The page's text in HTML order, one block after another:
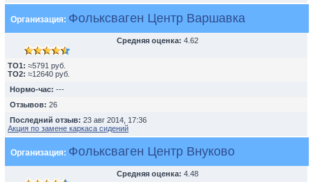
Организация: Фольксваген Центр Варшавка
Средняя оценка: 4.62
TO1: ≈5791 руб.
TO2: ≈12640 руб.
Нормо-час: ---
Отзывов: 26
Последний отзыв: 23 авг 2014, 17:36
Акция по замене каркаса сидений
Организация: Фольксваген Центр Внуково
Средняя оценка: 4.48